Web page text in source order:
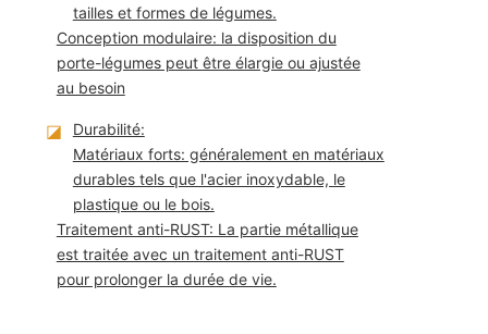
tailles et formes de légumes.
Conception modulaire: la disposition du
porte-légumes peut être élargie ou ajustée
au besoin
◪
Durabilité:
Matériaux forts: généralement en matériaux
durables tels que l'acier inoxydable, le
plastique ou le bois.
Traitement anti-RUST: La partie métallique
est traitée avec un traitement anti-RUST
pour prolonger la durée de vie.